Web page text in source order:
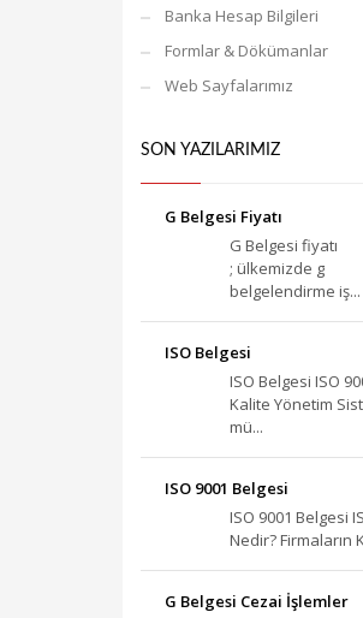
Banka Hesap Bilgileri
Formlar & Dökümanlar
Web Sayfalarımız
SON YAZILARIMIZ
G Belgesi Fiyatı
G Belgesi fiyatı
; ülkemizde g
belgelendirme iş...
ISO Belgesi
ISO Belgesi ISO
Kalite Yönetim
mü...
ISO 9001 Belgesi
ISO 9001 Belgesi
Nedir? Firmaların
G Belgesi Cezai İşlemler